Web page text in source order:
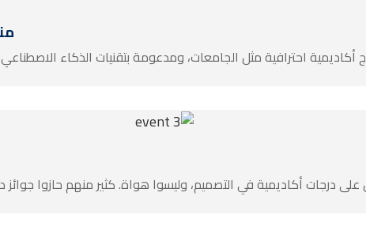
أكاديمية احترافية مثل الجامعات، ومدعومة بتقنيات الذكاء
على درجات أكاديمية في التصميم، وليسوا هواة. كثير منهم حازوا